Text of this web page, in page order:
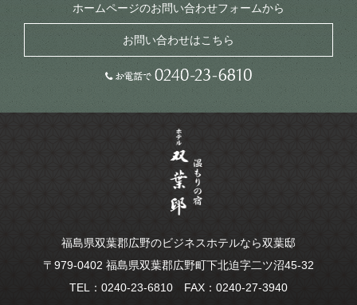
ホームページのお問い合わせフォームから
お問い合わせはこちら
福島県双葉郡広野のビジネスホテルなら双葉邸
〒979-0402 福島県双葉郡広野町下北迫字二ツ沼45-32
TEL：0240-23-6810 FAX：0240-27-3940